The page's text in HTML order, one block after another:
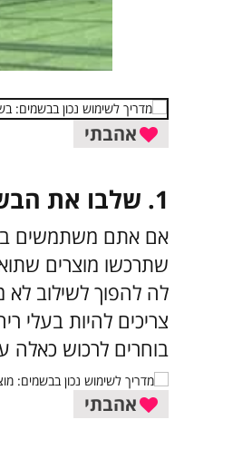
אהבתי
1. שלבו את הבשמים שלכם עם מוצרי טיפוח אחרים
אם אתם משתמשים
שתרכשו מוצרים
לה להפוך לשילוב לא
צריכים להיות
בוחרים לרכוש כאלה
אהבתי